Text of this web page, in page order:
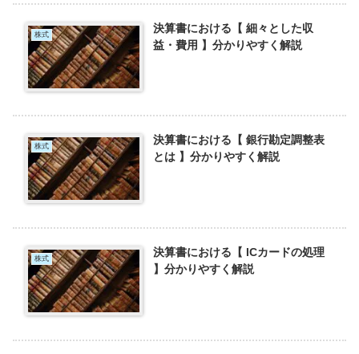
株式
決算書における【 細々とした収
益・費用 】分かりやすく解説
株式
決算書における【 銀行勘定調整表
とは 】分かりやすく解説
株式
決算書における【 ICカードの処理
】分かりやすく解説